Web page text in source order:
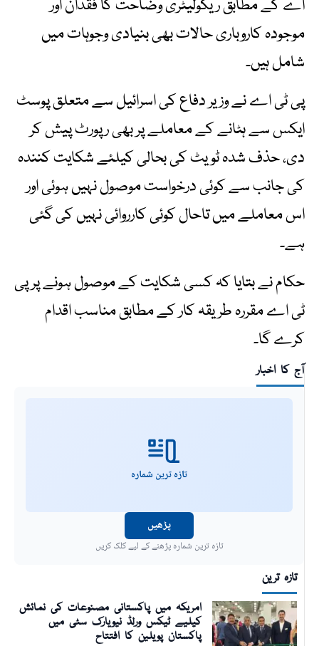
اے کے مطابق ریگولیٹری وضاحت کا فقدان اور
موجودہ کاروباری حالات بھی بنیادی وجوہات میں
شامل ہیں۔
پی ٹی اے نے وزیر دفاع کی اسرائیل سے متعلق پوسٹ
ایکس سے ہٹانے کے معاملے پر بھی رپورٹ پیش کر
دی، حذف شدہ ٹویٹ کی بحالی کیلئے شکایت کنندہ
کی جانب سے کوئی درخواست موصول نہیں ہوئی اور
اس معاملے میں تاحال کوئی کارروائی نہیں کی گئی
ہے۔
حکام نے بتایا کہ کسی شکایت کے موصول ہونے پر پی
ٹی اے مقررہ طریقہ کار کے مطابق مناسب اقدام
کرے گا۔
آج کا اخبار
تازہ ترین شمارہ
پڑھیں
تازہ ترین شمارہ پڑھنے کے لیے کلک کریں
تازہ ترین
امریکہ میں پاکستانی مصنوعات کی نمائش
کیلیے ٹیکس ورلڈ نیویارک سٹی میں
پاکستان پویلین کا افتتاح